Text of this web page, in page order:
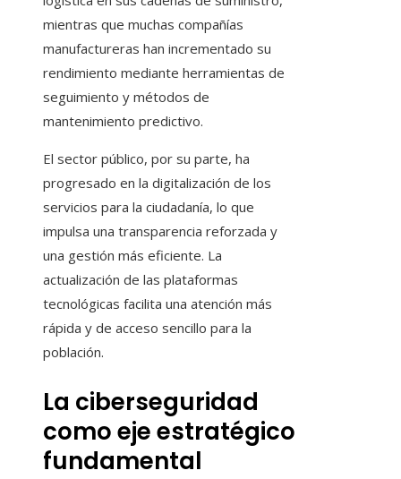
mientras que muchas compañías
manufactureras han incrementado su
rendimiento mediante herramientas de
seguimiento y métodos de
mantenimiento predictivo.
El sector público, por su parte, ha
progresado en la digitalización de los
servicios para la ciudadanía, lo que
impulsa una transparencia reforzada y
una gestión más eficiente. La
actualización de las plataformas
tecnológicas facilita una atención más
rápida y de acceso sencillo para la
población.
La ciberseguridad
como eje estratégico
fundamental